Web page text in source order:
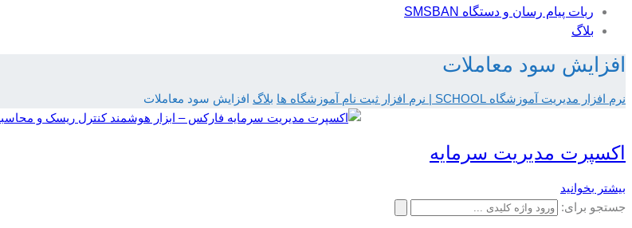
ربات پیام رسان و دستگاه SMSBAN
بلاگ
افزایش سود معاملات
نرم افزار مدیریت آموزشگاه SCHOOL | نرم افزار ثبت نام آموزشگاه ها بلاگ افزایش سود معاملات
اکسپرت مدیریت سرمایه
بیشتر بخوانید
جستجو برای: